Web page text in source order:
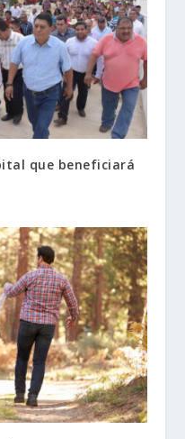
que beneficiará